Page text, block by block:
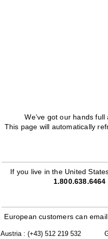
We’ve got our hands
This page will automatically
If you live in the United
1.800.638.6464
European customers can
Austria : (+43) 512 219 532